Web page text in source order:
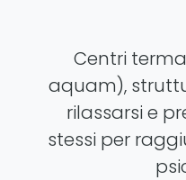
Centri
aquam),
rilassarsi e
stessi per